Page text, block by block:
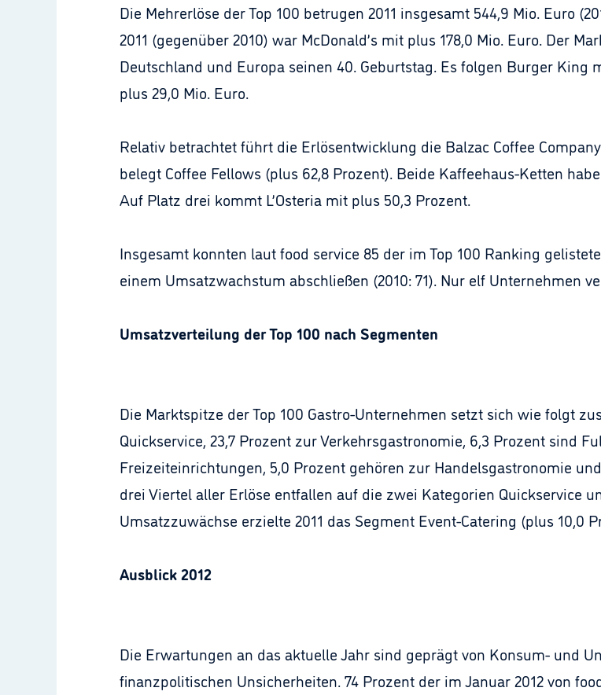
Die Mehrerlöse der Top 100 betrugen 2011 insgesamt 544,9 Mio. Euro
2011 (gegenüber 2010) war McDonald’s mit plus 178,0 Mio. Euro. Der
Deutschland und Europa seinen 40. Geburtstag. Es folgen Burger King
plus 29,0 Mio. Euro.
Relativ betrachtet führt die Erlösentwicklung die Balzac Coffee
belegt Coffee Fellows (plus 62,8 Prozent). Beide Kaffeehaus-Ketten
Auf Platz drei kommt L’Osteria mit plus 50,3 Prozent.
Insgesamt konnten laut food service 85 der im Top 100 Ranking
einem Umsatzwachstum abschließen (2010: 71). Nur elf Unternehmen
Umsatzverteilung der Top 100 nach Segmenten
Die Marktspitze der Top 100 Gastro-Unternehmen setzt sich wie folgt
Quickservice, 23,7 Prozent zur Verkehrsgastronomie, 6,3 Prozent sind
Freizeiteinrichtungen, 5,0 Prozent gehören zur Handelsgastronomie
drei Viertel aller Erlöse entfallen auf die zwei Kategorien Quickservice
Umsatzzuwächse erzielte 2011 das Segment Event-Catering (plus 10,0
Ausblick 2012
Die Erwartungen an das aktuelle Jahr sind geprägt von Konsum- und
finanzpolitischen Unsicherheiten. 74 Prozent der im Januar 2012 von